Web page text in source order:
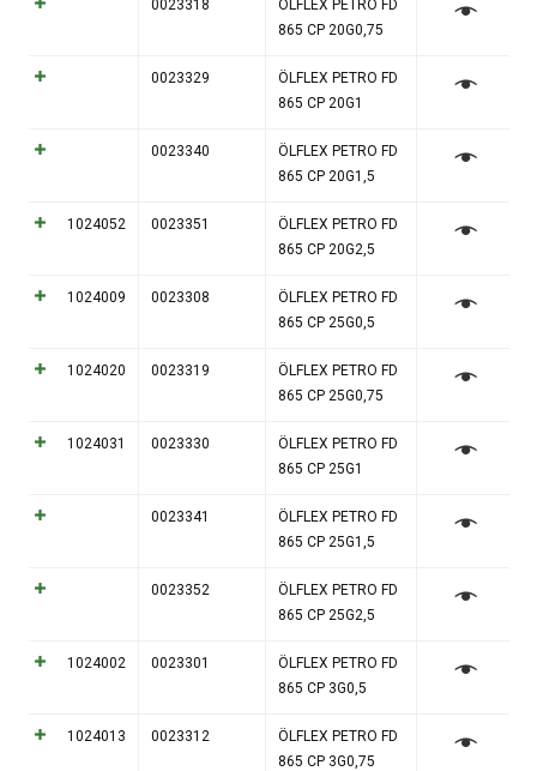
0023318
ÖLFLEX PETRO FD
865 CP 20G0,75
0023329
ÖLFLEX PETRO FD
865 CP 20G1
0023340
ÖLFLEX PETRO FD
865 CP 20G1,5
1024052 0023351
ÖLFLEX PETRO FD
865 CP 20G2,5
1024009 0023308
ÖLFLEX PETRO FD
865 CP 25G0,5
1024020 0023319
ÖLFLEX PETRO FD
865 CP 25G0,75
1024031 0023330
ÖLFLEX PETRO FD
865 CP 25G1
0023341
ÖLFLEX PETRO FD
865 CP 25G1,5
0023352
ÖLFLEX PETRO FD
865 CP 25G2,5
1024002 0023301
ÖLFLEX PETRO FD
865 CP 3G0,5
1024013 0023312
ÖLFLEX PETRO FD
865 CP 3G0,75